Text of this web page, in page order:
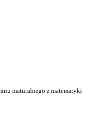
maturalnego z matematyki